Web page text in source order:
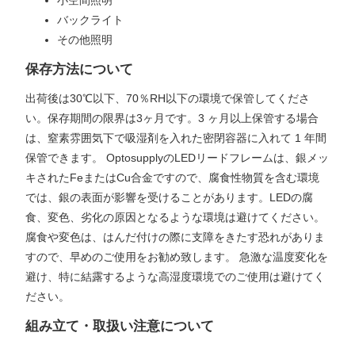
バックライト
その他照明
保存方法について
出荷後は30℃以下、70％RH以下の環境で保管してくださ
い。保存期間の限界は3ヶ月です。3 ヶ月以上保管する場合
は、窒素雰囲気下で吸湿剤を入れた密閉容器に入れて 1 年間
保管できます。 OptosupplyのLEDリードフレームは、銀メッ
キされたFeまたはCu合金ですので、腐食性物質を含む環境
では、銀の表面が影響を受けることがあります。LEDの腐
食、変色、劣化の原因となるような環境は避けてください。
腐食や変色は、はんだ付けの際に支障をきたす恐れがありま
すので、早めのご使用をお勧め致します。 急激な温度変化を
避け、特に結露するような高湿度環境でのご使用は避けてく
ださい。
組み立て・取扱い注意について